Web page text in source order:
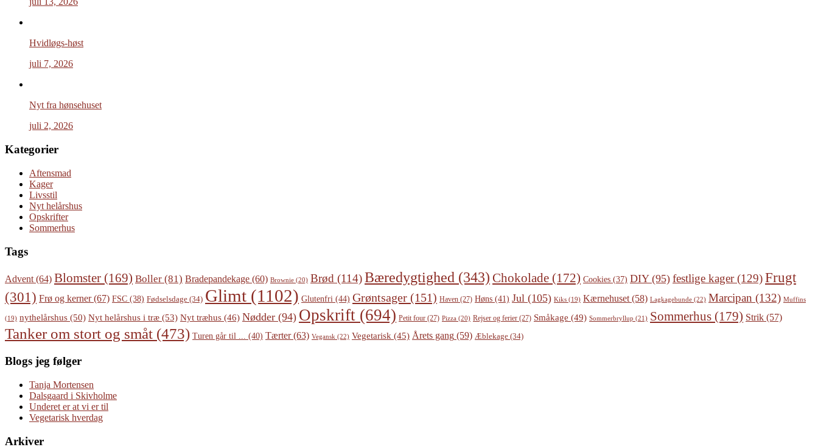
Hvidløgs-høst
juli 7, 2026
Nyt fra hønsehuset
juli 2, 2026
Kategorier
Aftensmad
Kager
Livsstil
Nyt helårshus
Opskrifter
Sommerhus
Tags
Advent (64) Blomster (169) Boller (81) Bradepandekage (60) Brownie (20) Brød (114)Bæredygtighed (343) Chokolade (172) Cookies (37) DIY(95) festlige kager(129)Frugt
(301) Frø og kerner(67) FSC (38) Fødselsdage (34) Glimt (1102) Glutenfri (44) Grøntsager (151) Haven (27) Høns (41) Jul (105) Kiks (19) Kærnehuset (58) Lagkagebunde (22) Marcipan (132) Muffins
(19) nythelårshus (50) Nyt helårshus i træ (53) Nyt træhus (46) Nødder (94) Opskrift (694) Petit four (27) Pizza (20) Rejser og ferier (27) Småkage (49) Sommerbryllup (21) Sommerhus (179) Strik (57)
Tanker om stort og småt (473) Turen går til ... (40) Tærter(63) Vegansk (22) Vegetarisk (45) Årets gang (59) Æblekage (34)
Blogs jeg følger
Tanja Mortensen
Dalsgaard i Skivholme
Underet er at vi er til
Vegetarisk hverdag
Arkiver